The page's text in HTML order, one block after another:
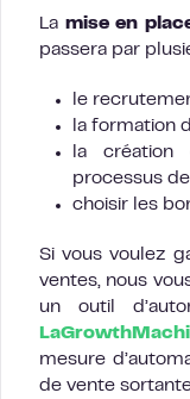
La mise en
passera par
le
la formation
la
processus
choisir les
Si vous voulez
ventes, nous
un outil
mesure
de vente